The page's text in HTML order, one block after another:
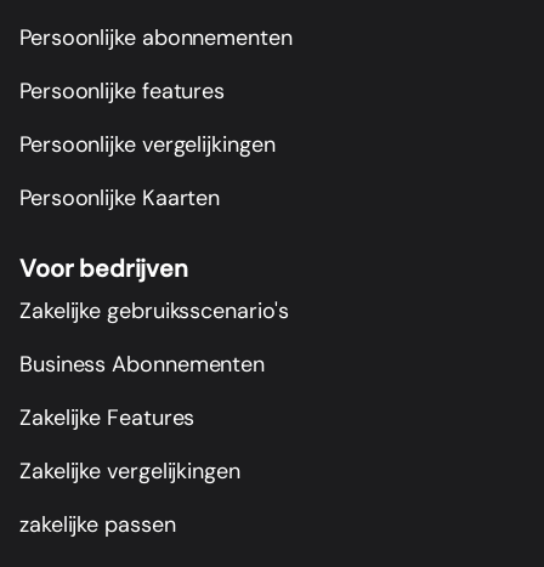
Persoonlijke abonnementen
Persoonlijke features
Persoonlijke vergelijkingen
Persoonlijke Kaarten
Voor bedrijven
Zakelijke gebruiksscenario's
Business Abonnementen
Zakelijke Features
Zakelijke vergelijkingen
zakelijke passen